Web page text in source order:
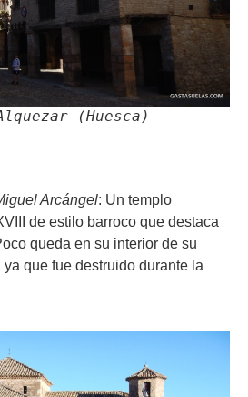
(Huesca)
Arcángel: Un templo
de estilo barroco que destaca
queda en su interior de su
que fue destruido durante la